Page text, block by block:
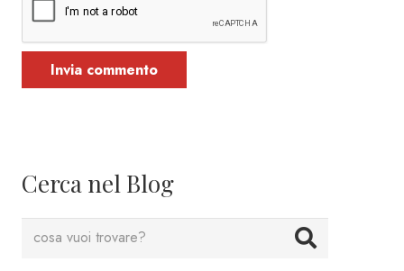
Cerca nel Blog
Invia commento